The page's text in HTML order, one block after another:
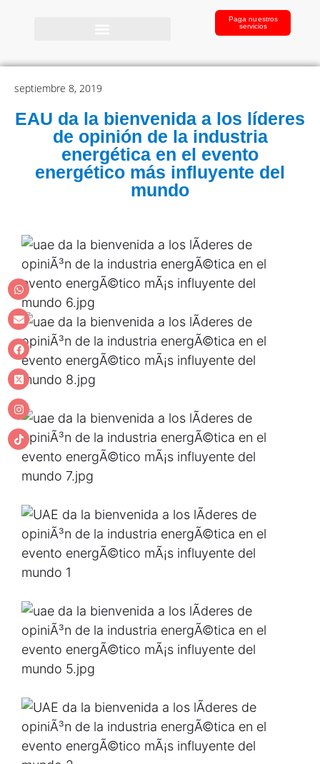
Paga nuestros
servicios
septiembre 8, 2019
EAU da la bienvenida a los líderes
de opinión de la industria
energética en el evento
energético más influyente del
mundo